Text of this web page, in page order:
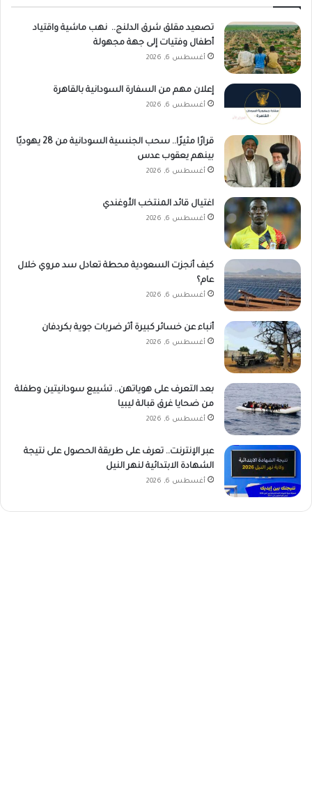
تصعيد مقلق شرق الدلنج.. نهب ماشية واقتياد
أطفال وفتيات إلى جهة مجهولة
أغسطس 6, 2026
إعلان مهم من السفارة السودانية بالقاهرة
أغسطس 6, 2026
قرارًا مثيرًا.. سحب الجنسية السودانية من 28 يهوديًا
بينهم يعقوب عدس
أغسطس 6, 2026
اغتيال قائد المنتخب الأوغندي
أغسطس 6, 2026
كيف أنجزت السعودية محطة تعادل سد مروي خلال
عام؟
أغسطس 6, 2026
أنباء عن خسائر كبيرة أثر ضربات جوية بكردفان
أغسطس 6, 2026
بعد التعرف على هوياتهن.. تشييع سودانيتين وطفلة
من ضحايا غرق قبالة ليبيا
أغسطس 6, 2026
عبر الإنترنت.. تعرف على طريقة الحصول على نتيجة
الشهادة الابتدائية لنهر النيل
أغسطس 6, 2026